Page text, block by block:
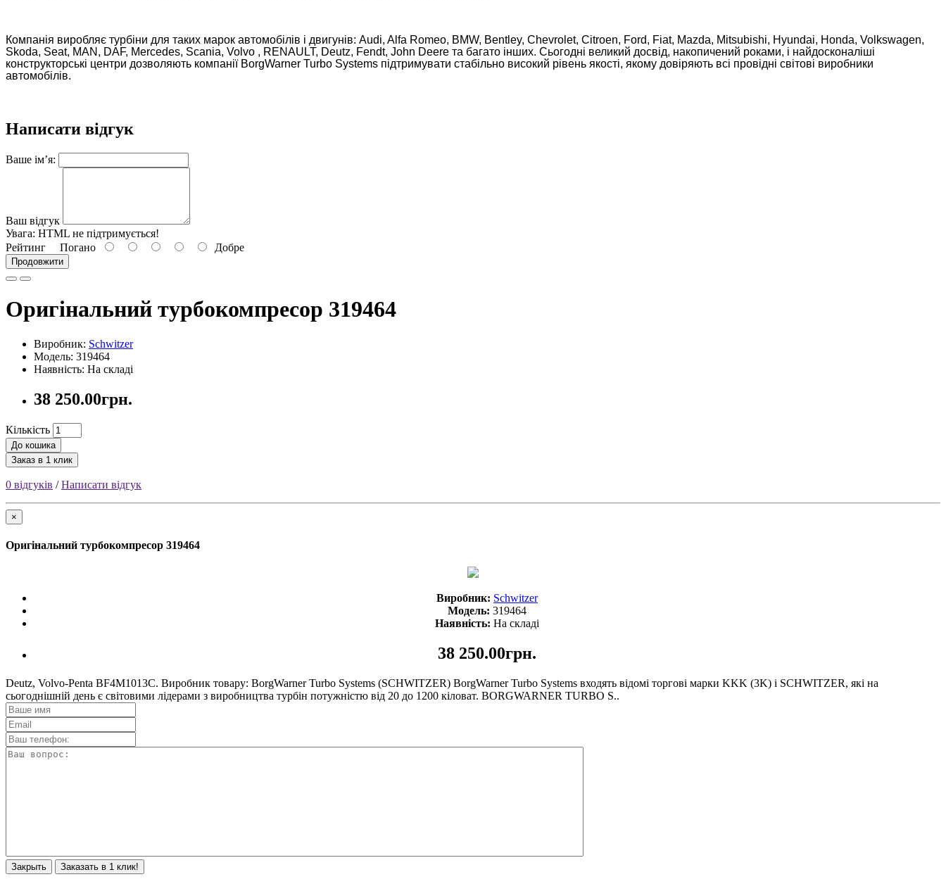
Компанія виробляє турбіни для таких марок автомобілів і двигунів: Audi, Alfa Romeo, BMW, Bentley, Chevrolet, Citroen, Ford, Fiat, Mazda, Mitsubishi, Hyundai, Honda, Volkswagen,
Skoda, Seat, MAN, DAF, Mercedes, Scania, Volvo , RENAULT, Deutz, Fendt, John Deere та багато інших. Сьогодні великий досвід, накопичений роками, і найдосконаліші
конструкторські центри дозволяють компанії BorgWarner Turbo Systems підтримувати стабільно високий рівень якості, якому довіряють всі провідні світові виробники
автомобілів.
Написати відгук
Ваше ім’я:
Ваш відгук
Увага: HTML не підтримується!
Рейтинг Погано Добре
Продовжити
Оригінальний турбокомпресор 319464
Виробник: Schwitzer
Модель: 319464
Наявність: На складі
38 250.00грн.
Кількість
До кошика
Заказ в 1 клик
0 відгуків /Написати відгук
×
Оригінальний турбокомпресор 319464
Виробник: Schwitzer
Модель: 319464
Наявність: На складі
38 250.00грн.
Deutz, Volvo-Penta BF4M1013C. Виробник товару: BorgWarner Turbo Systems (SCHWITZER) BorgWarner Turbo Systems входять відомі торгові марки KKK (3K) і SCHWITZER, які на
сьогоднішній день є світовими лідерами з виробництва турбін потужністю від 20 до 1200 кіловат. BORGWARNER TURBO S..
Закрыть Заказать в 1 клик!